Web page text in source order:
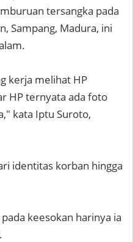
tersangka pada
Sampang, Madura, ini
kerja melihat HP
HP ternyata ada foto
kata Iptu Suroto,
identitas korban hingga
keesokan harinya ia